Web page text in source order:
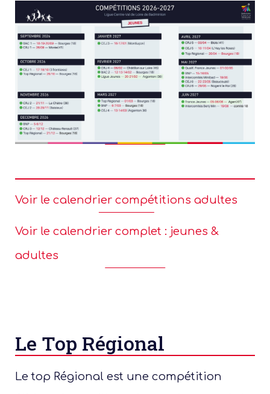
Voir le calendrier compétitions adultes
Voir le calendrier complet : jeunes &
adultes
Le Top Régional
Le top Régional est une compétition